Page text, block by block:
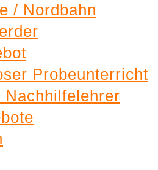
/ Nordbahn
Probeunterricht
Nachhilfelehrer